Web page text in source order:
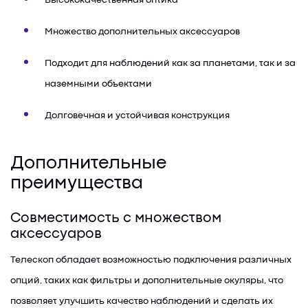
Множество дополнительных аксессуаров
Подходит для наблюдений как за планетами, так и за
наземными объектами
Долговечная и устойчивая конструкция
Дополнительные
преимущества
Совместимость с множеством
аксессуаров
Телескоп обладает возможностью подключения различных
опций, таких как фильтры и дополнительные окуляры, что
позволяет улучшить качество наблюдений и сделать их